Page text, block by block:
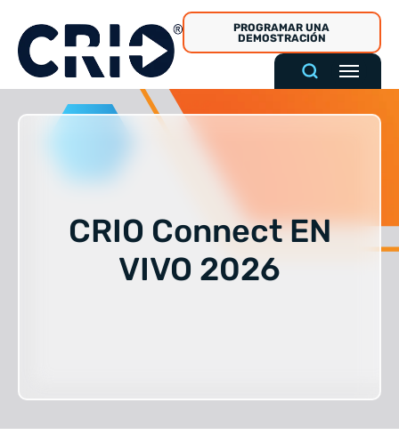
contenido
PROGRAMAR UNA
DEMOSTRACIÓN
CRIO Connect EN
VIVO 2026